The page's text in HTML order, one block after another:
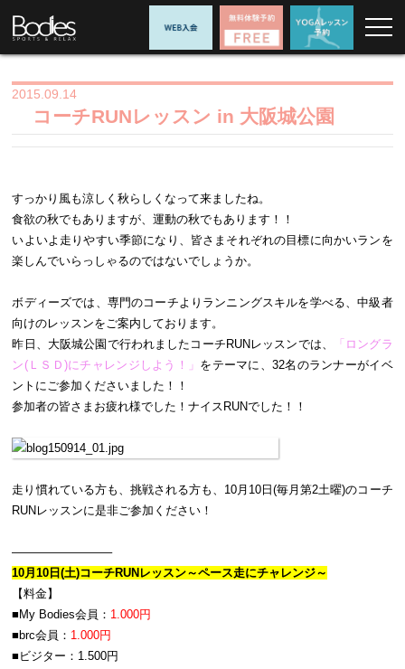
2015.09.14
コーチRUNレッスン in 大阪城公園
すっかり風も涼しく秋らしくなって来ましたね。
食欲の秋でもありますが、運動の秋でもあります！！
いよいよ走りやすい季節になり、皆さまそれぞれの目標に向かいランを
楽しんでいらっしゃるのではないでしょうか。
ボディーズでは、専門のコーチよりランニングスキルを学べる、中級者
向けのレッスンをご案内しております。
昨日、大阪城公園で行われましたコーチRUNレッスンでは、
「ロングラ
ン(ＬＳＤ)にチャレンジしよう！」 をテーマに、32名のランナーがイベ
ントにご参加くださいました！！
参加者の皆さまお疲れ様でした！ナイスRUNでした！！
走り慣れている方も、挑戦される方も、10月10日(毎月第2土曜)のコーチ
RUNレッスンに是非ご参加ください！
————————–
10月10日(土)コーチRUNレッスン～ペース走にチャレンジ～
【料金】
■My Bodies会員： 1.000円
■brc会員： 1.000円
■ビジター：1.500円